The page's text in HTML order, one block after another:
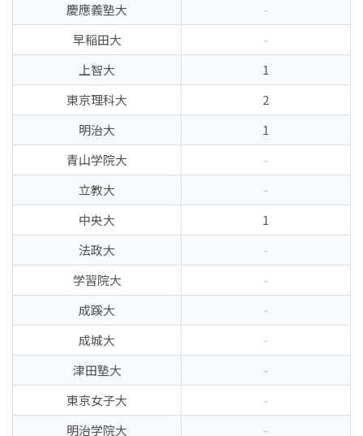
慶應義塾大
-
早稲田大
-
上智大
1
東京理科大
2
明治大
1
青山学院大
-
立教大
-
中央大
1
法政大
-
学習院大
-
成蹊大
-
成城大
-
津田塾大
-
東京女子大
-
明治学院大
-